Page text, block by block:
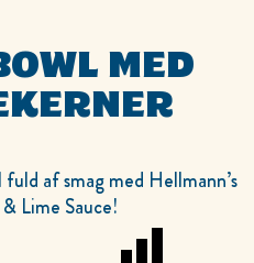
MED
af smag med Hellmann’s
Lime Sauce!